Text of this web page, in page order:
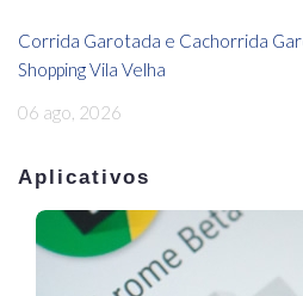
Corrida Garotada e Cachorrida
Shopping Vila Velha
06 ago, 2026
Aplicativos